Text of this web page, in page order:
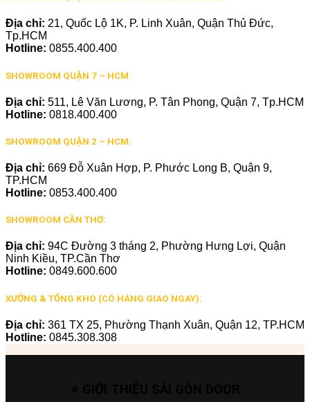
Địa chỉ: 21, Quốc Lộ 1K, P. Linh Xuân, Quận Thủ Đức,
Tp.HCM
Hotline: 0855.400.400
SHOWROOM QUẬN 7 – HCM
Địa chỉ: 511, Lê Văn Lương, P. Tân Phong, Quận 7, Tp.HCM
Hotline: 0818.400.400
SHOWROOM QUẬN 2 – HCM:
Địa chỉ: 669 Đỗ Xuân Hợp, P. Phước Long B, Quận 9,
TP.HCM
Hotline: 0853.400.400
SHOWROOM CẦN THƠ:
Địa chỉ: 94C Đường 3 tháng 2, Phường Hưng Lợi, Quận
Ninh Kiều, TP.Cần Thơ
Hotline: 0849.600.600
XƯỞNG & TỔNG KHO (CÓ HÀNG GIAO NGAY):
Địa chỉ: 361 TX 25, Phường Thạnh Xuân, Quận 12, TP.HCM
Hotline: 0845.308.308